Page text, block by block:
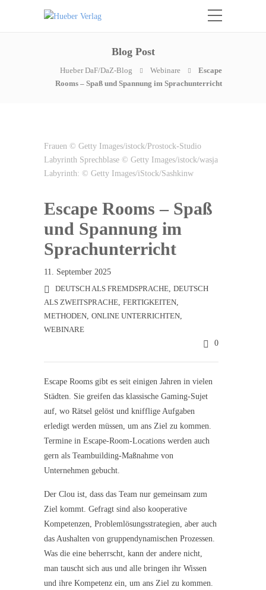
Blog Post
Hueber DaF/DaZ-Blog Webinare
Escape
Rooms – Spaß und Spannung im Sprachunterricht
Frauen © Getty Images/istock/Prostock-Studio
Labyrinth Sprechblase © Getty Images/istock/wasja
Labyrinth: © Getty Images/iStock/Sashkinw
Escape Rooms – Spaß
und Spannung im
Sprachunterricht
11. September 2025
DEUTSCH ALS FREMDSPRACHE, DEUTSCH
ALS ZWEITSPRACHE, FERTIGKEITEN,
METHODEN, ONLINE UNTERRICHTEN,
WEBINARE
0
Escape Rooms gibt es seit einigen Jahren in vielen
Städten. Sie greifen das klassische Gaming-Sujet
auf, wo Rätsel gelöst und knifflige Aufgaben
erledigt werden müssen, um ans Ziel zu kommen.
Termine in Escape-Room-Locations werden auch
gern als Teambuilding-Maßnahme von
Unternehmen gebucht.
Der Clou ist, dass das Team nur gemeinsam zum
Ziel kommt. Gefragt sind also kooperative
Kompetenzen, Problemlösungsstrategien, aber auch
das Aushalten von gruppendynamischen Prozessen.
Was die eine beherrscht, kann der andere nicht,
man tauscht sich aus und alle bringen ihr Wissen
und ihre Kompetenz ein, um ans Ziel zu kommen.